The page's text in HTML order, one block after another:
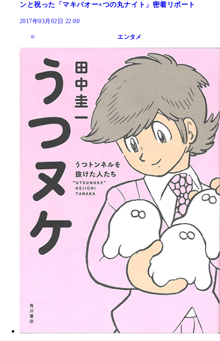
ンと祝った「マキバオー×つの丸ナイト」密着リポート
2017年03月02日 22:00
エンタメ